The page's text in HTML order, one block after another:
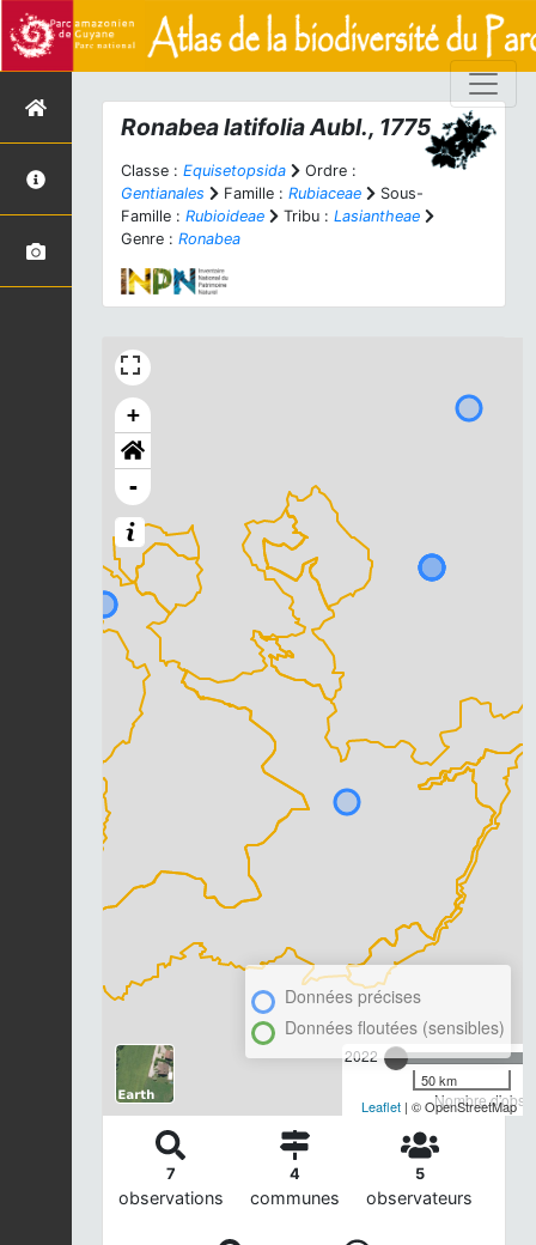
Ronabea latifoliaAubl., 1775
Classe : Equisetopsida
Ordre :
Gentianales
Famille : Rubiaceae
Sous-
Famille : Rubioideae Tribu : Lasiantheae
Genre : Ronabea
+
-
2022
Nombre
Données précises
Données floutées (sensibles)
50 km
Leaflet | © OpenStreetMap
7
observations
4
communes
5
observateurs